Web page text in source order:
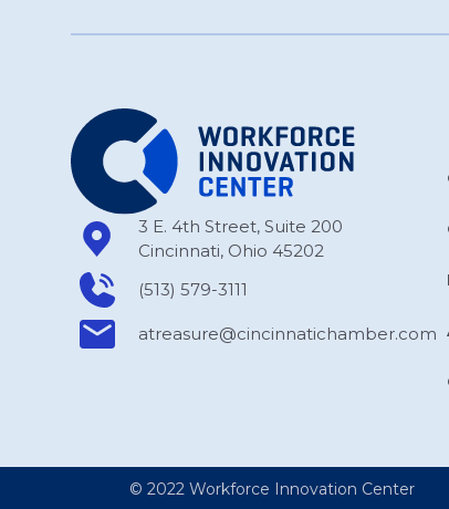
3 E. 4th Street, Suite 200
Cincinnati, Ohio 45202
(513) 579-3111
atreasure​@cincinnatichamber​.com
© 2022 Workforce Innovation Center